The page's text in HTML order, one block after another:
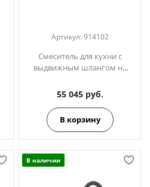
Артикул: 914102
Cмеситель для кухни с
выдвижным шлангом на
914102
55 045 руб.
В корзину
В наличии